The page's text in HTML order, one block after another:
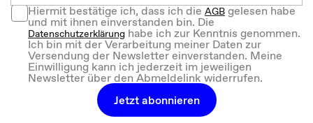
Hiermit bestätige ich, dass ich dieAGBgelesen habe
und mit ihnen einverstanden bin. Die
Datenschutzerklärung habe ich zur Kenntnis genommen.
Ich bin mit der Verarbeitung meiner Daten zur
Versendung der Newsletter einverstanden. Meine
Einwilligung kann ich jederzeit im jeweiligen
Newsletter über den Abmeldelink widerrufen.
Jetzt abonnieren